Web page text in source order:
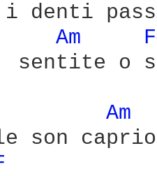
denti
Am
sentite o
Am
son